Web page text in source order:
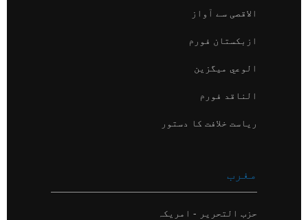
الاقصی سے آواز
ازبکستان فورم
الوعي میگزین
الناقد فورم
ریاست خلافت کا دستور
مغرب
حزب التحریر - امریکہ